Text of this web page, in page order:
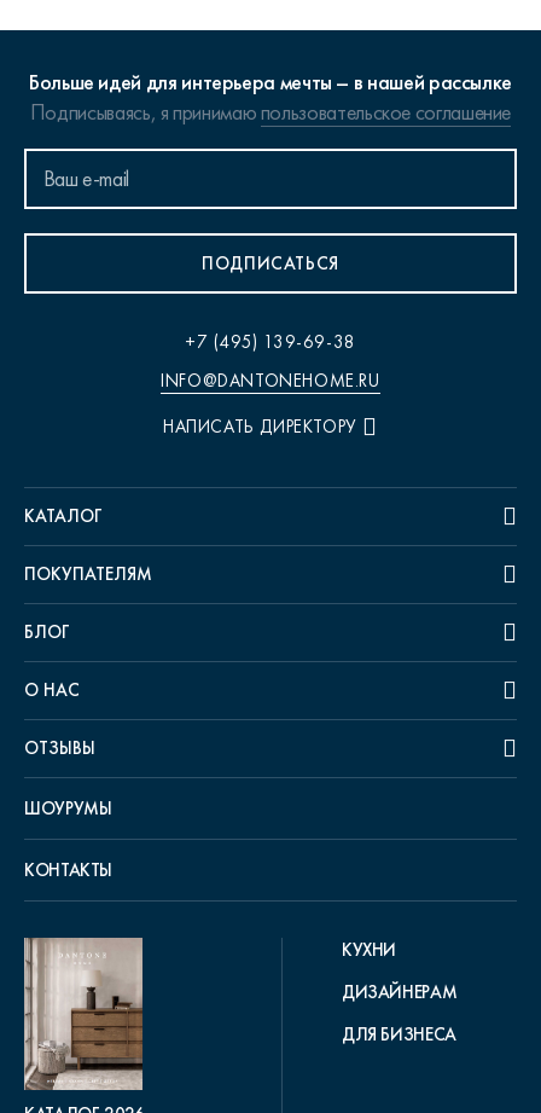
Больше идей для интерьера мечты – в нашей рассылке
Подписываясь, я принимаюпользовательское соглашение
ПОДПИСАТЬСЯ
+7 (495) 139-69-38
INFO@DANTONEHOME.RU
НАПИСАТЬ ДИРЕКТОРУ
КАТАЛОГ
ПОКУПАТЕЛЯМ
БЛОГ
О НАС
ОТЗЫВЫ
ШОУРУМЫ
КОНТАКТЫ
КУХНИ
ДИЗАЙНЕРАМ
ДЛЯ БИЗНЕСА